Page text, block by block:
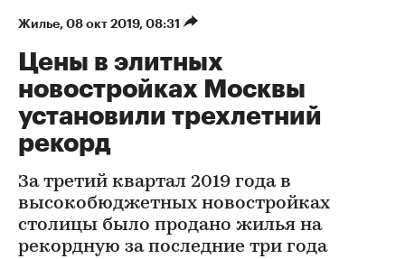
Жилье⁠, 08 окт 2019, 08:31
Цены в элитных
новостройках Москвы
установили трехлетний
рекорд
За третий квартал 2019 года в
высокобюджетных новостройках
столицы было продано жилья на
рекордную за последние три года